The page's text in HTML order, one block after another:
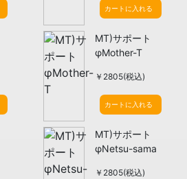
カートに入れる
MT)サポート
φMother-T
￥2805(税込)
カートに入れる
MT)サポート
φNetsu-sama
￥2805(税込)